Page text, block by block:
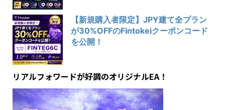
【新規購入者限定】JPY建て全プラン
が30%OFFのFintokeiクーポンコード
を公開！
リアルフォワードが好調のオリジナルEA！